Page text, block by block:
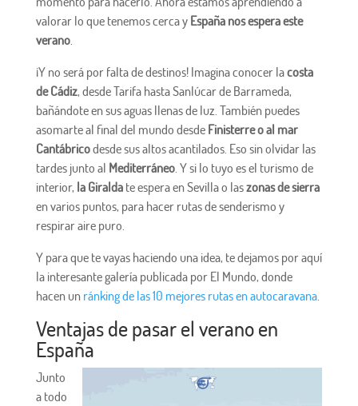
valorar lo que tenemos cerca y España nos espera este
verano.
¡Y no será por falta de destinos! Imagina conocer lacosta
de Cádiz, desde Tarifa hasta Sanlúcar de Barrameda,
bañándote en sus aguas llenas de luz. También puedes
asomarte al final del mundo desde Finisterre o al mar
Cantábricodesde sus altos acantilados. Eso sin olvidar las
tardes junto al Mediterráneo. Y si lo tuyo es el turismo de
interior, la Giraldate espera en Sevilla o laszonas de sierra
en varios puntos, para hacer rutas de senderismo y
respirar aire puro.
Y para que te vayas haciendo una idea, te dejamos por aquí
la interesante galería publicada por El Mundo, donde
hacen un ránking de las 10 mejores rutas en autocaravana.
Ventajas de pasar el verano en
España
Junto
a todo